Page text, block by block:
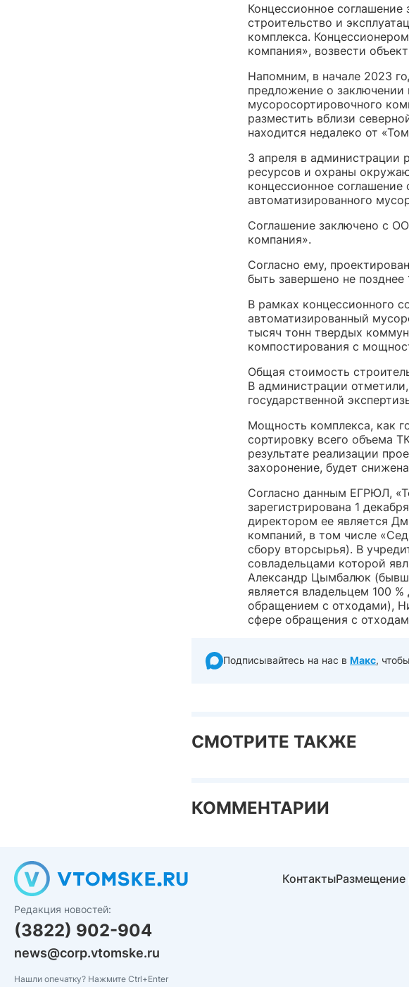
Концессионное
строительство и
комплекса.
компания», возвести
Напомним, в начале 2023
предложение о заключении
мусоросортировочного
разместить вблизи
находится недалеко от
3 апреля в администрации
ресурсов и охраны
концессионное
автоматизированного
Соглашение заключено с
компания».
Согласно ему,
быть завершено не позднее
В рамках концессионного
автоматизированный
тысяч тонн твердых
компостирования с
Общая стоимость
В администрации
государственной
Мощность комплекса, как
сортировку всего объема
результате реализации
захоронение, будет
Согласно данным ЕГРЮЛ,
зарегистрирована 1
директором ее является
компаний, в том числе
сбору вторсырья). В
совладельцами которой
Александр Цымбалюк
является владельцем 100
обращением с отходами),
сфере обращения с
Подписывайтесь на нас в Макс,
СМОТРИТЕ ТАКЖЕ
КОММЕНТАРИИ
Редакция новостей:
(3822) 902-904
news@corp.vtomske.ru
Контакты
Нашли опечатку? Нажмите Ctrl+Enter